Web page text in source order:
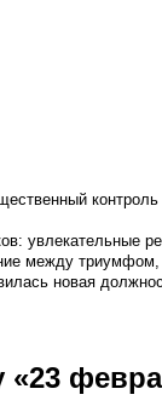
увлекательные
между
новая
«23